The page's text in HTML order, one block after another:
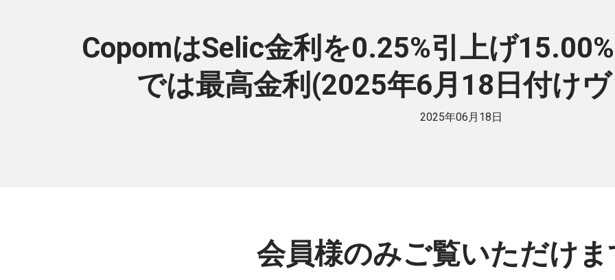
CopomはSelic金利を0.25%引上げ
では最高金利(2025年6月18日付け
2025年06月18日
会員様のみご覧いただけ